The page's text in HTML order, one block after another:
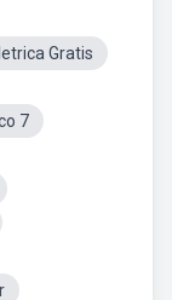
Gratis
7